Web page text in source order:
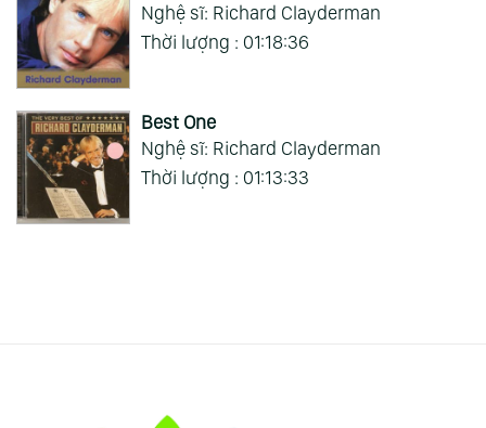
Nghệ sĩ: Richard Clayderman
Thời lượng : 01:18:36
Best One
Nghệ sĩ: Richard Clayderman
Thời lượng : 01:13:33